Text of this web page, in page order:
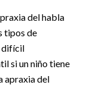
del habla
tipos de
difícil
si un niño tiene
apraxia del